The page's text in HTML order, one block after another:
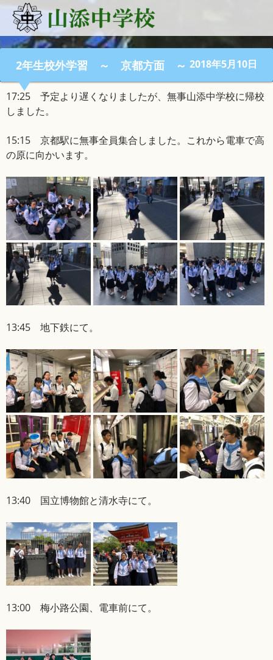
2年生校外学習 ～ 京都方面 ～ 2018年5月10日
17:25 予定より遅くなりましたが、無事山添中学校に帰校
しました。
15:15 京都駅に無事全員集合しました。これから電車で高
の原に向かいます。
13:45 地下鉄にて。
13:40 国立博物館と清水寺にて。
13:00 梅小路公園、電車前にて。